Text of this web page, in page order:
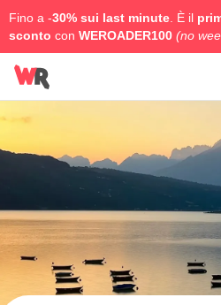
Fino a -30% sui last minute . È il
sconto con WEROADER100 (no